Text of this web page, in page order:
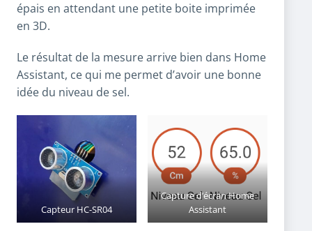
épais en attendant une petite boite imprimée
en 3D.
Le résultat de la mesure arrive bien dans Home
Assistant, ce qui me permet d’avoir une bonne
idée du niveau de sel.
Capteur HC-SR04
Capture d’écran Home
Assistant